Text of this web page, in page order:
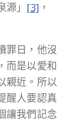
」 [3] ，
罪日，他沒
而是以愛和
親近。所以
醒人要認真
讓我們記念